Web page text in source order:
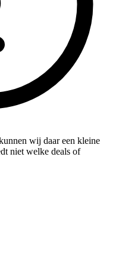
wij daar een kleine
niet welke deals of